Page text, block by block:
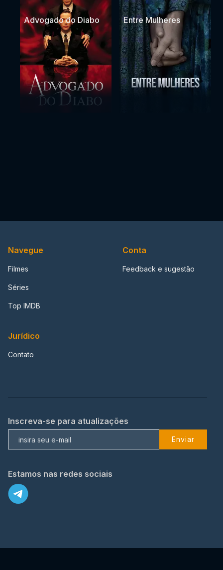
Advogado do Diabo Entre Mulheres
Navegue
Filmes
Séries
Top IMDB
Conta
Feedback e sugestão
Jurídico
Contato
Inscreva-se para atualizações
Enviar
Estamos nas redes sociais